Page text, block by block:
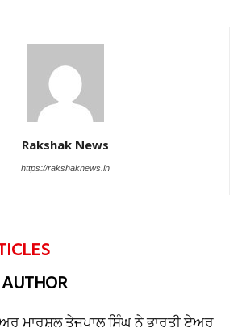
Rakshak News
https://rakshaknews.in
ਮਾਰਸ਼ਲ ਤੇਜਪਾਲ ਸਿੰਘ ਨੇ ਭਾਰਤੀ ਏਅਰ